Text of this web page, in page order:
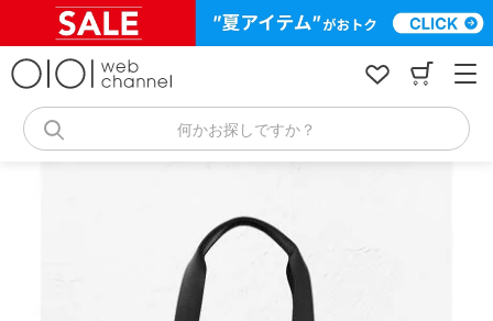
何かお探しですか？